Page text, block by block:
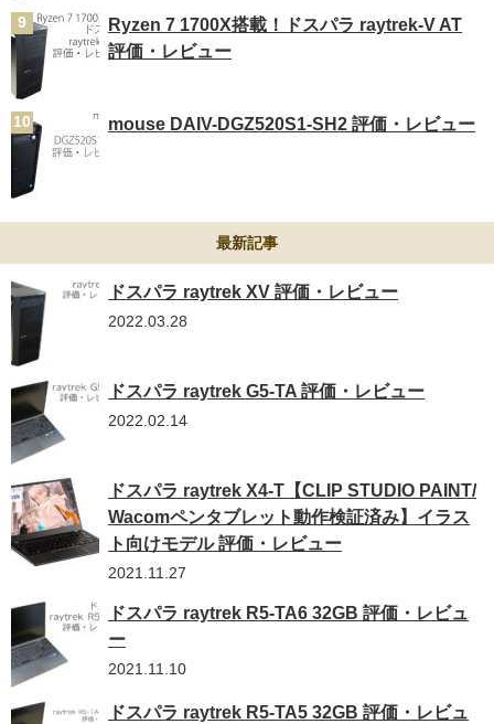
Ryzen 7 1700X搭載！ドスパラ raytrek-V AT
評価・レビュー
mouse DAIV-DGZ520S1-SH2 評価・レビュー
最新記事
ドスパラ raytrek XV 評価・レビュー
2022.03.28
ドスパラ raytrek G5-TA 評価・レビュー
2022.02.14
ドスパラ raytrek X4-T【CLIP STUDIO PAINT/
Wacomペンタブレット動作検証済み】イラス
ト向けモデル 評価・レビュー
2021.11.27
ドスパラ raytrek R5-TA6 32GB 評価・レビュ
ー
2021.11.10
ドスパラ raytrek R5-TA5 32GB 評価・レビュ